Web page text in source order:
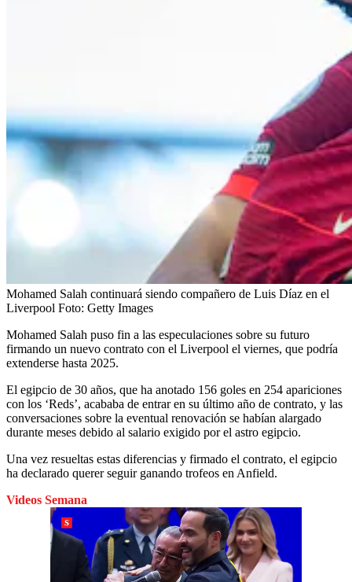
Mohamed Salah continuará siendo compañero de Luis Díaz en el
Liverpool Foto: Getty Images
Mohamed Salah puso fin a las especulaciones sobre su futuro
firmando un nuevo contrato con el Liverpool el viernes, que podría
extenderse hasta 2025.
El egipcio de 30 años, que ha anotado 156 goles en 254 apariciones
con los ‘Reds’, acababa de entrar en su último año de contrato, y las
conversaciones sobre la eventual renovación se habían alargado
durante meses debido al salario exigido por el astro egipcio.
Una vez resueltas estas diferencias y firmado el contrato, el egipcio
ha declarado querer seguir ganando trofeos en Anfield.
Videos Semana